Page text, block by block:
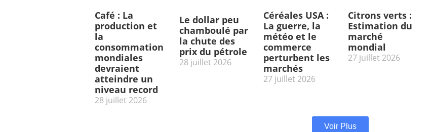
Café : La
production et
la
consommation
mondiales
devraient
atteindre un
niveau record
28 juillet 2026
Le dollar peu
chamboulé par
la chute des
prix du pétrole
28 juillet 2026
Céréales USA :
La guerre, la
météo et le
commerce
perturbent les
marchés
27 juillet 2026
Citrons verts :
Estimation du
marché
mondial
27 juillet 2026
Voir Plus